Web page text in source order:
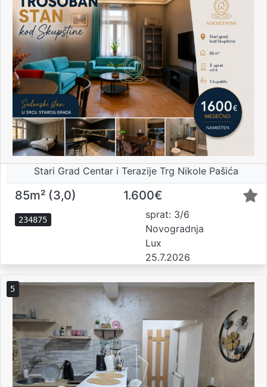
Stari Grad Centar i Terazije Trg Nikole Pašića
85m² (3,0) 1.600€
234875
sprat: 3/6
Novogradnja
Lux
25.7.2026
5